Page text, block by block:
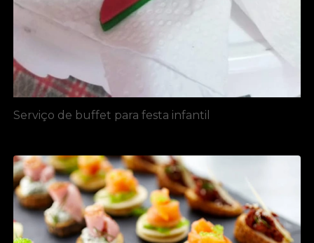
Serviço de buffet para festa infantil